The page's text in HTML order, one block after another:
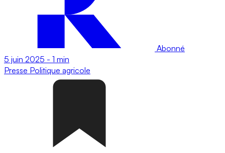
Abonné
5 juin 2025 - 1 min
Presse Politique agricole